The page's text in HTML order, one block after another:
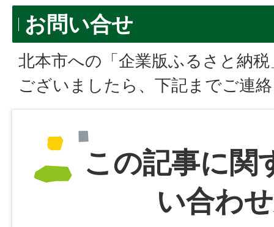
お問い合せ
北本市への「企業版ふるさと納
ございましたら、下記までご連
この記事に関
い合わ